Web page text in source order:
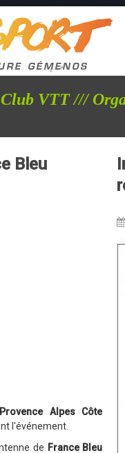
Club VTT ///
Bleu
Alpes Côte
l'événement.
de France Bleu